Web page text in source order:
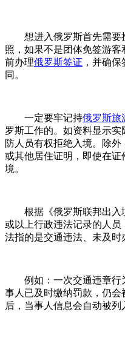
想进入俄罗斯首先需要
照，如果不是团体免签游
前办理俄罗斯签证 ，并确
同。
一定要牢记持俄罗斯旅
罗斯工作的。如资料显示
防人员有权拒绝入境。除
或其他居住证明，即使在证
境。
根据《俄罗斯联邦出入
或以上行政违法记录的人员
法指的是交通违法、未及时
例如：一次交通违章行
事人已及时缴纳罚款，仍
后，当事人信息会自动被列